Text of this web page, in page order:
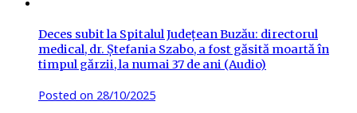
Deces subit la Spitalul Județean Buzău: directorul
medical, dr. Ștefania Szabo, a fost găsită moartă în
timpul gărzii, la numai 37 de ani (Audio)
Posted on 28/10/2025